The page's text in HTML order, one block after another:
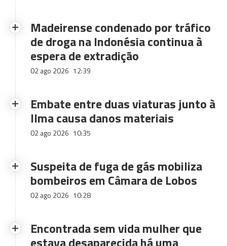
Madeirense condenado por tráfico
de droga na Indonésia continua à
espera de extradição
02 ago 2026 12:39
Embate entre duas viaturas junto à
Ilma causa danos materiais
02 ago 2026 10:35
Suspeita de fuga de gás mobiliza
bombeiros em Câmara de Lobos
02 ago 2026 10:28
Encontrada sem vida mulher que